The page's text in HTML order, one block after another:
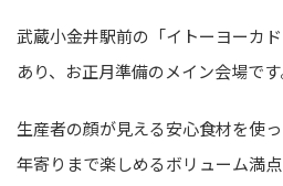
武蔵小金井駅前の「イトーヨーカ
あり、お正月準備のメイン会場です
生産者の顔が見える安心食材を使
年寄りまで楽しめるボリューム満点